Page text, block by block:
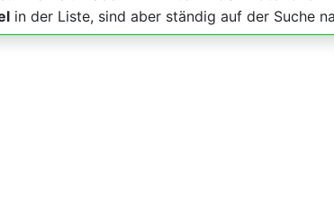
in der Liste, sind aber ständig auf der Suche